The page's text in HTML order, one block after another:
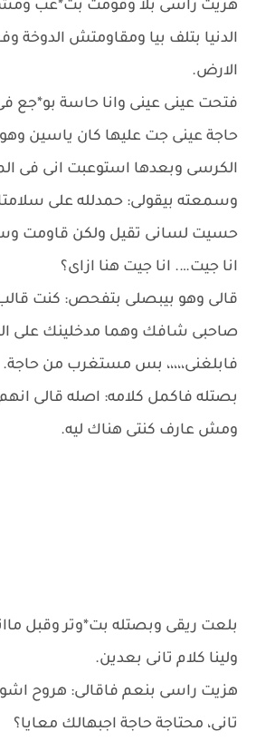
هزيت راسى بلا وقومت بت*عب
الدنيا بتلف بيا ومقاومتش الدوخة
الارض.
فتحت عينى عينى وانا حاسة
حاجة عينى جت عليها كان ياسين
الكرسى وبعدها استوعبت انى فى
وسمعته بيقولى: حمدلله على
حسيت لسانى تقيل ولكن قاومت
انا جيت…. انا جيت هنا ازاى؟
قالى وهو بيبصلى بتفحص: كنت قالب
صاحبى شافك وهما مدخلينك على
فابلغنى،،،،، بس مستغرب من حاجة.
بصتله فاكمل كلامه: اصله قالى
ومش عارف كنتى هناك ليه.
بلعت ريقى وبصتله بت*وتر وقبل
ولينا كلام تانى بعدين.
هزيت راسى بنعم فاقالى: هروح
تانى، محتاجة حاجة اجبهالك معايا؟